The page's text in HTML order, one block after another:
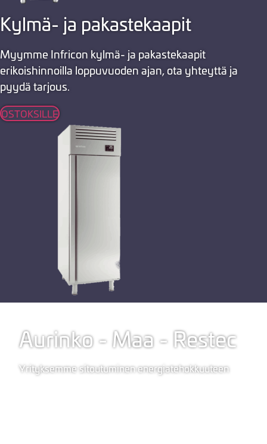
Kylmä- ja pakastekaapit
Myymme Infricon kylmä- ja pakastekaapit
erikoishinnoilla loppuvuoden ajan, ota yhteyttä ja
pyydä tarjous.
OSTOKSILLE
Aurinko - Maa - Restec
Yrityksemme sitoutuminen energiatehokkuuteen